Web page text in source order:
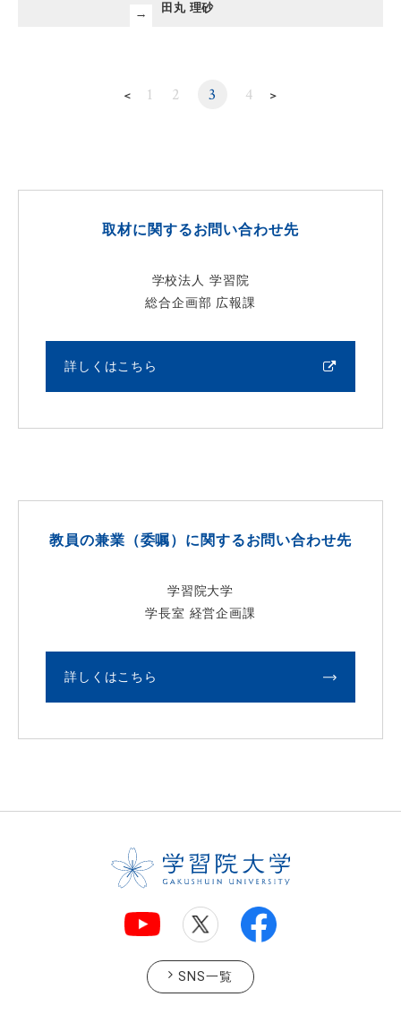
田丸 理砂
＜ 1 2 3 4 ＞
取材に関するお問い合わせ先
学校法人 学習院
総合企画部 広報課
詳しくはこちら
教員の兼業（委嘱）に関するお問い合わせ先
学習院大学
学長室 経営企画課
詳しくはこちら
SNS一覧